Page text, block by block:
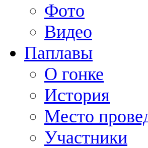
Фото
Видео
Паплавы
О гонке
История
Место
Участники